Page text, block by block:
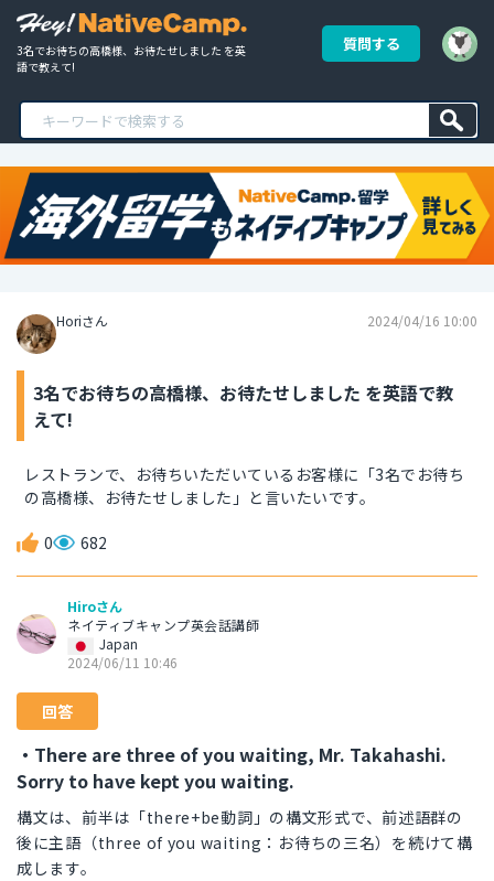
3名でお待ちの高橋様、お待たせしました を英
語で教えて!
質問する
Horiさん 2024/04/16 10:00
3名でお待ちの高橋様、お待たせしました を英語で教
えて!
レストランで、お待ちいただいているお客様に「3名でお待ち
の高橋様、お待たせしました」と言いたいです。
0 682
Hiroさん
ネイティブキャンプ英会話講師
Japan
2024/06/11 10:46
回答
・There are three of you waiting, Mr. Takahashi.
Sorry to have kept you waiting.
構文は、前半は「there+be動詞」の構文形式で、前述語群の
後に主語（three of you waiting：お待ちの三名）を続けて構
成します。